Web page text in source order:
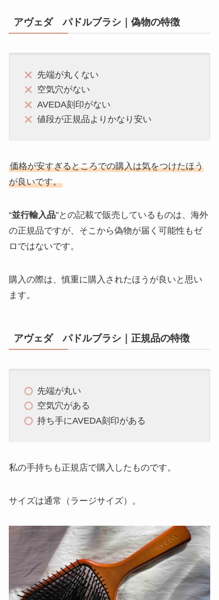
アヴェダ パドルブラシ｜偽物の特徴
先端が丸くない
空気穴がない
AVEDA刻印がない
値段が正規品よりかなり安い
価格が安すぎるところでの購入は気をつけたほう
が良いです。
“並行輸入品”との記載で販売しているものは、海外
の正規品ですが、そこから偽物が届く可能性もゼ
ロではないです。
購入の際は、慎重に購入されたほうが良いと思い
ます。
アヴェダ パドルブラシ｜正規品の特徴
先端が丸い
空気穴がある
持ち手にAVEDA刻印がある
私の手持ちも正規店で購入したものです。
サイズは通常（ラージサイズ）。